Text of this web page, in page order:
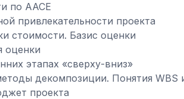
по ААСЕ
привлекательности проекта
стоимости. Базис оценки
оценки
этапах «сверху-вниз»
декомпозиции. Понятия WBS
проекта